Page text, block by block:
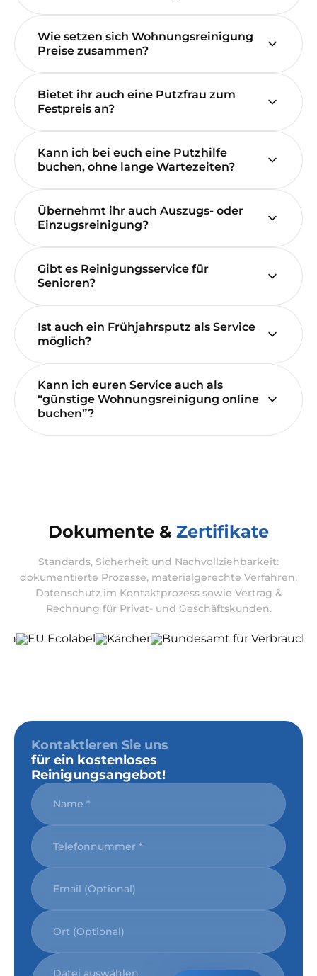
Wie setzen sich Wohnungsreinigung
Preise zusammen?
Bietet ihr auch eine Putzfrau zum
Festpreis an?
Kann ich bei euch eine Putzhilfe
buchen, ohne lange Wartezeiten?
Übernehmt ihr auch Auszugs- oder
Einzugsreinigung?
Gibt es Reinigungsservice für
Senioren?
Ist auch ein Frühjahrsputz als Service
möglich?
Kann ich euren Service auch als
“günstige Wohnungsreinigung online
buchen”?
Dokumente & Zertifikate
Standards, Sicherheit und Nachvollziehbarkeit:
dokumentierte Prozesse, materialgerechte Verfahren,
Datenschutz im Kontaktprozess sowie Vertrag &
Rechnung für Privat- und Geschäftskunden.
Kontaktieren Sie uns
für ein kostenloses
Reinigungsangebot!
Datei auswählen